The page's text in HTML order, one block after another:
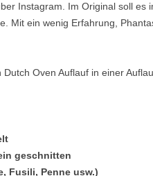
Instagram. Im Original soll es
Mit ein wenig Erfahrung,
Oven Auflauf in einer
geschnitten
Fusili, Penne usw.)